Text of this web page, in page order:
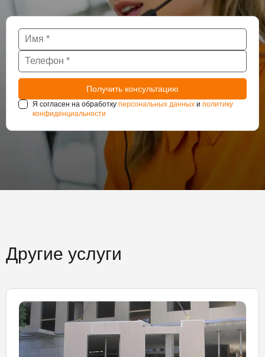
Я согласен на обработку персональных данных и политику
конфиденциальности
Другие услуги